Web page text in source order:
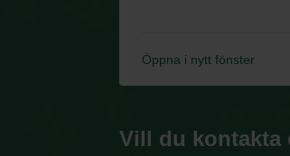
Öppna i nytt fönster
Vill du kontakta